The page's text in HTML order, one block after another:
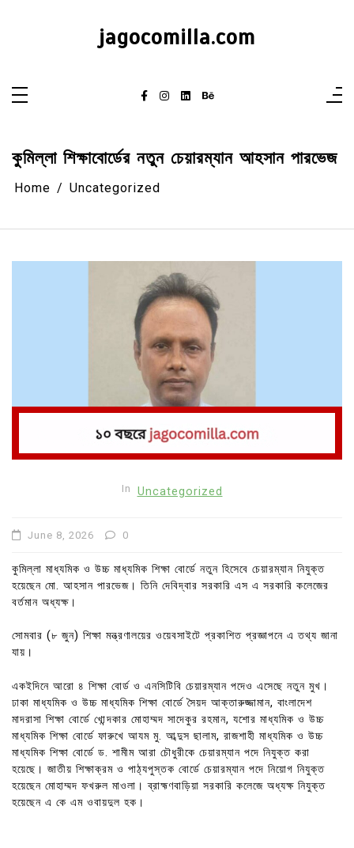
jagocomilla.com
কুমিল্লা শিক্ষাবোর্ডের নতুন চেয়ারম্যান আহসান পারভেজ
Home Uncategorized
In Uncategorized
June 8, 2026 0
কুমিল্লা মাধ্যমিক ও উচ্চ মাধ্যমিক শিক্ষা বোর্ডে নতুন হিসেবে চেয়ারম্যান নিযুক্ত
হয়েছেন মো. আহসান পারভেজ। তিনি দেবিদ্বার সরকারি এস এ সরকারি কলেজের
বর্তমান অধ্যক্ষ।
সোমবার (৮ জুন) শিক্ষা মন্ত্রণালয়ের ওয়েবসাইটে প্রকাশিত প্রজ্ঞাপনে এ তথ্য জানা
যায়।
একইদিনে আরো ৪ শিক্ষা বোর্ড ও এনসিটিবি চেয়ারম্যান পদেও এসেছে নতুন মুখ।
ঢাকা মাধ্যমিক ও উচ্চ মাধ্যমিক শিক্ষা বোর্ডে সৈয়দ আক্তারুজ্জামান, বাংলাদেশ
মাদরাসা শিক্ষা বোর্ডে খোন্দকার মোহাম্মদ সাদেকুর রহমান, যশোর মাধ্যমিক ও উচ্চ
মাধ্যমিক শিক্ষা বোর্ডে ফারুখে আযম মু. আব্দুস ছালাম, রাজশাহী মাধ্যমিক ও উচ্চ
মাধ্যমিক শিক্ষা বোর্ডে ড. শামীম আরা চৌধুরীকে চেয়ারম্যান পদে নিযুক্ত করা
হয়েছে। জাতীয় শিক্ষাক্রম ও পাঠ্যপুস্তক বোর্ডে চেয়ারম্যান পদে নিয়োগ নিযুক্ত
হয়েছেন মোহাম্মদ ফখরুল মাওলা। ব্রাহ্মণবাড়িয়া সরকারি কলেজে অধ্যক্ষ নিযুক্ত
হয়েছেন এ কে এম ওবায়দুল হক।